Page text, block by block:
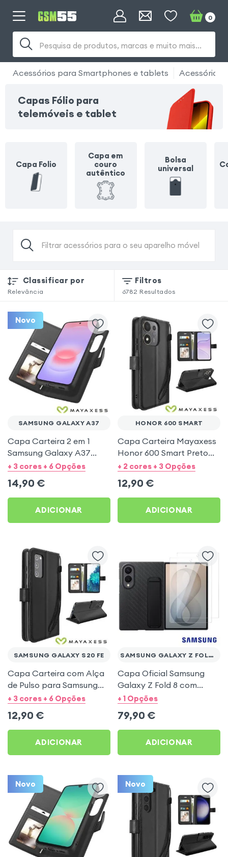
Pesquisa de produtos, marcas e muito mais...
0
Acessórios para Smartphones e tablets Acessórios
Capas Fólio para
telemóveis e tablet
Capa Folio
Capa em
couro
autêntico
Bolsa
universal
Filtrar acessórios para o seu aparelho móvel
Classificar por
Relevância
Filtros
6782 Resultados
Novo
SAMSUNG GALAXY A37
Capa Carteira 2 em 1
Samsung Galaxy A37
Mayaxess Preto
+ 3 cores + 6 Opções
14,90 €
ADICIONAR
HONOR 600 SMART
Capa Carteira Mayaxess
Honor 600 Smart Preto
com Alça de Pulso
+ 2 cores + 3 Opções
12,90 €
ADICIONAR
SAMSUNG GALAXY S20 FE
Capa Carteira com Alça
de Pulso para Samsung
Galaxy S20 FE - Preto
+ 3 cores + 6 Opções
12,90 €
ADICIONAR
SAMSUNG GALAXY Z FOLD 8
Capa Oficial Samsung
Galaxy Z Fold 8 com
Suporte - Carbon
+ 1 Opções
79,90 €
ADICIONAR
Novo Novo